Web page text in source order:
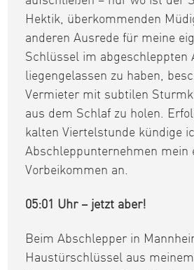
Hektik, überkommenden
anderen Ausrede für meine
Schlüssel im abgeschleppten
liegengelassen zu haben,
Vermieter mit subtilen
aus dem Schlaf zu holen.
kalten Viertelstunde kündige
Abschleppunternehmen mein
Vorbeikommen an.
05:01 Uhr – jetzt aber!
Beim Abschlepper in
Haustürschlüssel aus